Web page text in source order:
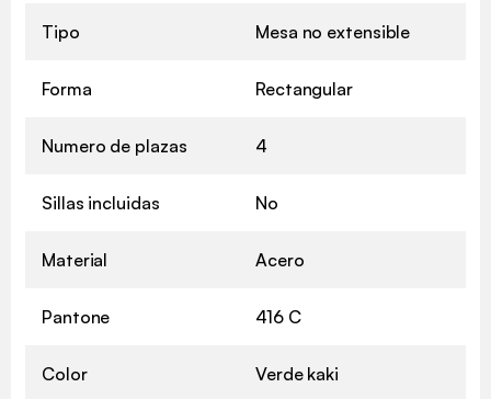
Tipo Mesa no extensible
Forma Rectangular
Numero de plazas 4
Sillas incluidas No
Material Acero
Pantone 416 C
Color Verde kaki